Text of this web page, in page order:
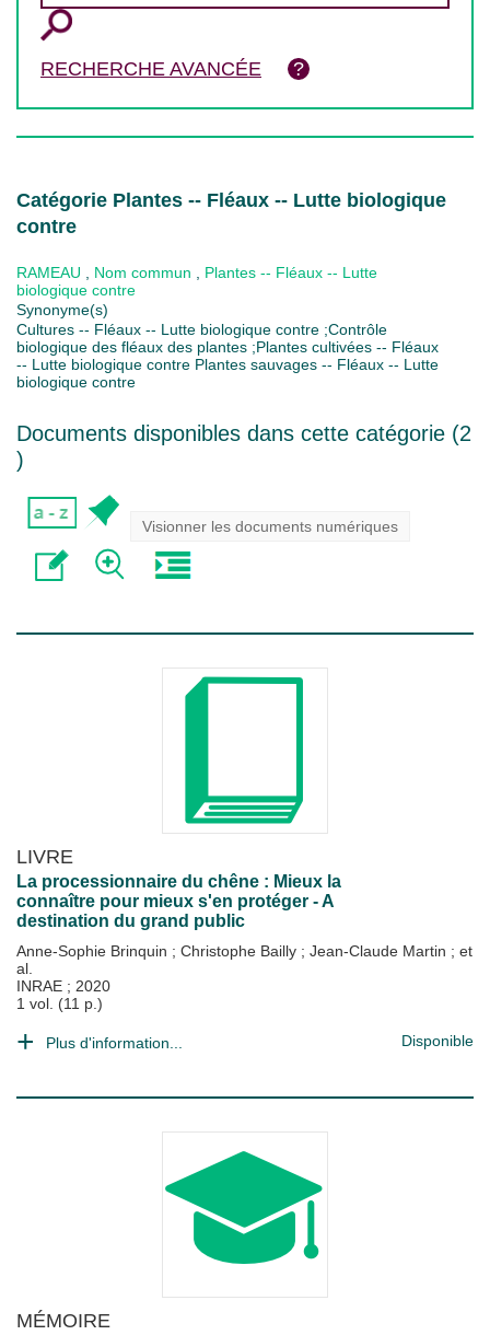
RECHERCHE AVANCÉE
Catégorie Plantes -- Fléaux -- Lutte biologique
contre
RAMEAU Nom commun
Plantes -- Fléaux -- Lutte
biologique contre
Synonyme(s)
Cultures -- Fléaux -- Lutte biologique contre ;Contrôle
biologique des fléaux des plantes ;Plantes cultivées -- Fléaux
-- Lutte biologique contre Plantes sauvages -- Fléaux -- Lutte
biologique contre
Documents disponibles dans cette catégorie (2
)
Visionner les documents numériques
LIVRE
La processionnaire du chêne : Mieux la
connaître pour mieux s'en protéger - A
destination du grand public
Anne-Sophie Brinquin ; Christophe Bailly ; Jean-Claude Martin ; et
al.
INRAE ; 2020
1 vol. (11 p.)
Plus d'information... Disponible
MÉMOIRE